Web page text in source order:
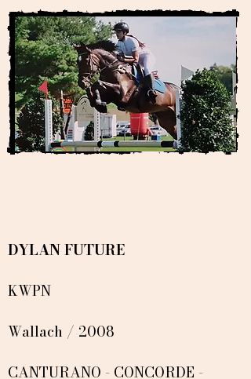
DYLAN FUTURE
KWPN
Wallach / 2008
CANTURANO - CONCORDE -